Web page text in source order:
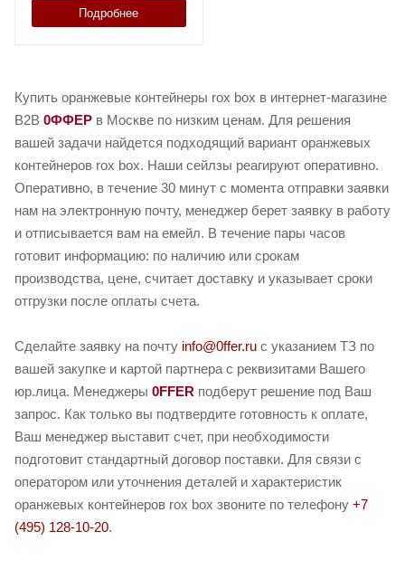
Подробнее
Купить оранжевые контейнеры rox box в интернет-магазине
B2B 0ФФЕР в Москве по низким ценам. Для решения
вашей задачи найдется подходящий вариант оранжевых
контейнеров rox box. Наши сейлзы реагируют оперативно.
Оперативно, в течение 30 минут с момента отправки заявки
нам на электронную почту, менеджер берет заявку в работу
и отписывается вам на емейл. В течение пары часов
готовит информацию: по наличию или срокам
производства, цене, считает доставку и указывает сроки
отгрузки после оплаты счета.
Сделайте заявку на почту info@0ffer.ru с указанием ТЗ по
вашей закупке и картой партнера с реквизитами Вашего
юр.лица. Менеджеры 0FFER подберут решение под Ваш
запрос. Как только вы подтвердите готовность к оплате,
Ваш менеджер выставит счет, при необходимости
подготовит стандартный договор поставки. Для связи с
оператором или уточнения деталей и характеристик
оранжевых контейнеров rox box звоните по телефону +7
(495) 128-10-20.